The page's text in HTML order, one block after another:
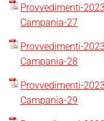
Provvedimenti-
Campania-27
Provvedimenti-
Campania-28
Provvedimenti-
Campania-29